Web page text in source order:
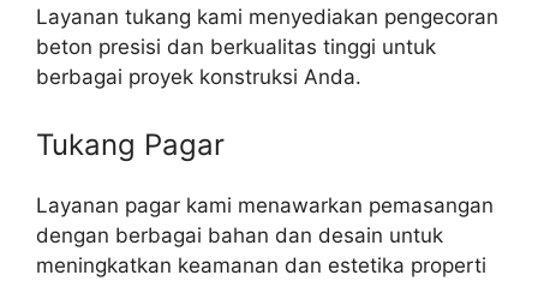
Layanan tukang kami menyediakan pengecoran
beton presisi dan berkualitas tinggi untuk
berbagai proyek konstruksi Anda.
Tukang Pagar
Layanan pagar kami menawarkan pemasangan
dengan berbagai bahan dan desain untuk
meningkatkan keamanan dan estetika properti